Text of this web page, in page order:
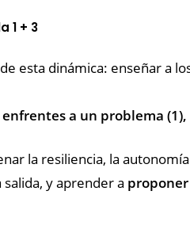
1 + 3
esta dinámica: enseñar a
a un problema
la resiliencia, la
y aprender a